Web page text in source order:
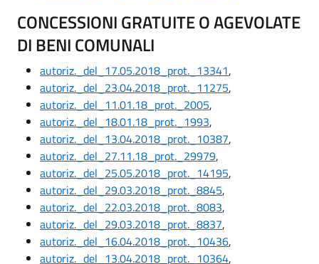
CONCESSIONI GRATUITE O AGEVOLATE
DI BENI COMUNALI
autoriz._del_17.05.2018_prot._13341,
autoriz._del_23.04.2018_prot._11275,
autoriz._del_11.01.18_prot._2005,
autoriz._del_18.01.18_prot._1993,
autoriz._del_13.04.2018_prot._10387,
autoriz._del_27.11.18_prot._29979,
autoriz._del_25.05.2018_prot._14195,
autoriz._del_29.03.2018_prot._8845,
autoriz._del_22.03.2018_prot._8083,
autoriz._del_29.03.2018_prot._8837,
autoriz._del_16.04.2018_prot._10436,
autoriz._del_13.04.2018_prot._10364,